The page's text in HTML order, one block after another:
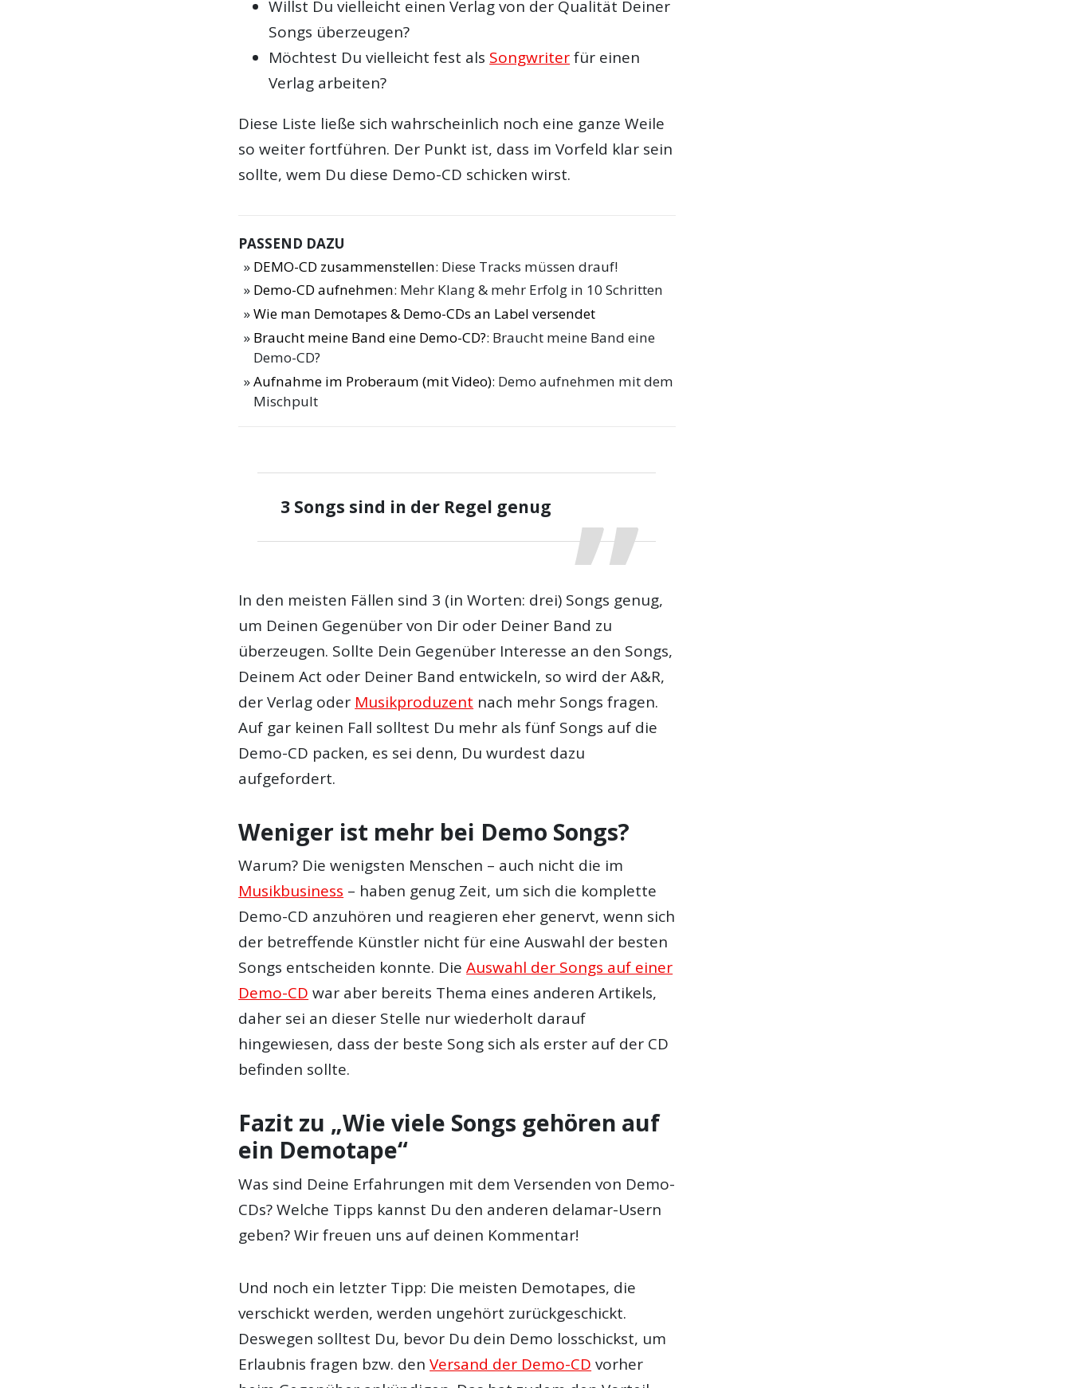
Willst Du vielleicht einen Verlag von der Qualität Deiner
Songs überzeugen?
Möchtest Du vielleicht fest als Songwriterfür einen
Verlag arbeiten?
Diese Liste ließe sich wahrscheinlich noch eine ganze Weile
so weiter fortführen. Der Punkt ist, dass im Vorfeld klar sein
sollte, wem Du diese Demo-CD schicken wirst.
PASSEND DAZU
DEMO-CD zusammenstellen: Diese Tracks müssen drauf!
Demo-CD aufnehmen: Mehr Klang & mehr Erfolg in 10 Schritten
Wie man Demotapes & Demo-CDs an Label versendet
Braucht meine Band eine Demo-CD?: Braucht meine Band eine
Demo-CD?
Aufnahme im Proberaum (mit Video): Demo aufnehmen mit dem
Mischpult
3 Songs sind in der Regel genug
In den meisten Fällen sind 3 (in Worten: drei) Songs genug,
um Deinen Gegenüber von Dir oder Deiner Band zu
überzeugen. Sollte Dein Gegenüber Interesse an den Songs,
Deinem Act oder Deiner Band entwickeln, so wird der A&R,
der Verlag oder Musikproduzent nach mehr Songs fragen.
Auf gar keinen Fall solltest Du mehr als fünf Songs auf die
Demo-CD packen, es sei denn, Du wurdest dazu
aufgefordert.
Weniger ist mehr bei Demo Songs?
Warum? Die wenigsten Menschen – auch nicht die im
Musikbusiness – haben genug Zeit, um sich die komplette
Demo-CD anzuhören und reagieren eher genervt, wenn sich
der betreffende Künstler nicht für eine Auswahl der besten
Songs entscheiden konnte. DieAuswahl der Songs auf einer
Demo-CD war aber bereits Thema eines anderen Artikels,
daher sei an dieser Stelle nur wiederholt darauf
hingewiesen, dass der beste Song sich als erster auf der CD
befinden sollte.
Fazit zu „Wie viele Songs gehören auf
ein Demotape“
Was sind Deine Erfahrungen mit dem Versenden von Demo-
CDs? Welche Tipps kannst Du den anderen delamar-Usern
geben? Wir freuen uns auf deinen Kommentar!
Und noch ein letzter Tipp: Die meisten Demotapes, die
verschickt werden, werden ungehört zurückgeschickt.
Deswegen solltest Du, bevor Du dein Demo losschickst, um
Erlaubnis fragen bzw. denVersand der Demo-CD vorher